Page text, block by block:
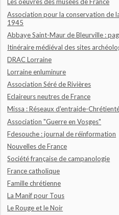
Les oeuvres des musées de France
Association pour la conservation de
1945
Abbaye Saint-Maur de Bleurville :
Itinéraire médiéval des sites
DRAC Lorraine
Lorraine enluminure
Association Séré de Rivières
Eclaireurs neutres de France
Missa : Réseaux d'entraide-
Association "Guerre en Vosges"
Fdesouche : journal de réinformation
Nouvelles de France
Société française de campanologie
France catholique
Famille chrétienne
La Manif pour Tous
Le Rouge et le Noir